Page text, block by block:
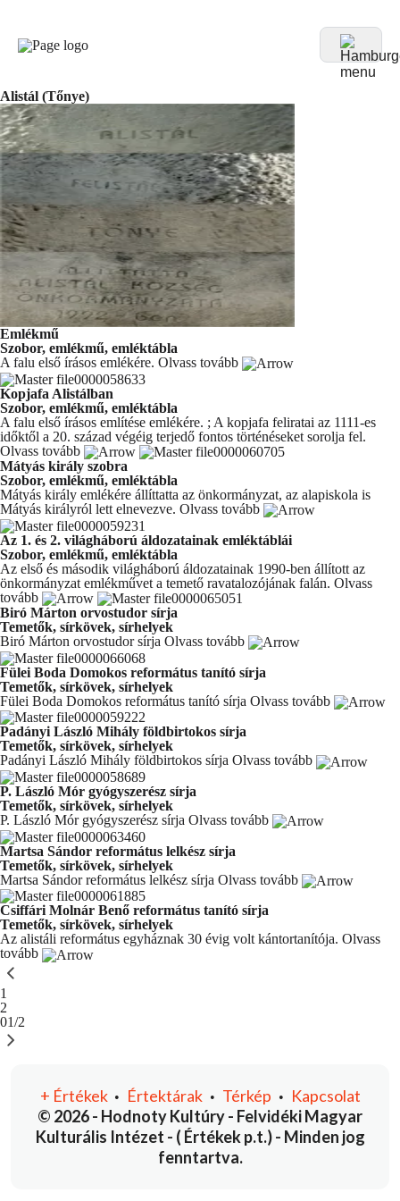
Alistál (Tőnye)
Emlékmű
Szobor, emlékmű, emléktábla
A falu első írásos emlékére. Olvass tovább
Kopjafa Alistálban
Szobor, emlékmű, emléktábla
A falu első írásos említése emlékére. ; A kopjafa feliratai az 1111-es
időktől a 20. század végéig terjedő fontos történéseket sorolja fel.
Olvass tovább
Mátyás király szobra
Szobor, emlékmű, emléktábla
Mátyás király emlékére állíttatta az önkormányzat, az alapiskola is
Mátyás királyról lett elnevezve. Olvass tovább
Az 1. és 2. világháború áldozatainak emléktáblái
Szobor, emlékmű, emléktábla
Az első és második világháború áldozatainak 1990-ben állított az
önkormányzat emlékművet a temető ravatalozójának falán. Olvass
tovább
Biró Márton orvostudor sírja
Temetők, sírkövek, sírhelyek
Biró Márton orvostudor sírja Olvass tovább
Fülei Boda Domokos református tanító sírja
Temetők, sírkövek, sírhelyek
Fülei Boda Domokos református tanító sírja Olvass tovább
Padányi László Mihály földbirtokos sírja
Temetők, sírkövek, sírhelyek
Padányi László Mihály földbirtokos sírja Olvass tovább
P. László Mór gyógyszerész sírja
Temetők, sírkövek, sírhelyek
P. László Mór gyógyszerész sírja Olvass tovább
Martsa Sándor református lelkész sírja
Temetők, sírkövek, sírhelyek
Martsa Sándor református lelkész sírja Olvass tovább
Csiffári Molnár Benő református tanító sírja
Temetők, sírkövek, sírhelyek
Az alistáli református egyháznak 30 évig volt kántortanítója. Olvass
tovább
You're currently reading page
1
Oldal
2
01/2
© 2026 - Hodnoty Kultúry - Felvidéki Magyar
Kulturális Intézet - ( Értékek p.t.) - Minden jog
fenntartva.
+ Értékek • Értektárak• Térkép • Kapcsolat